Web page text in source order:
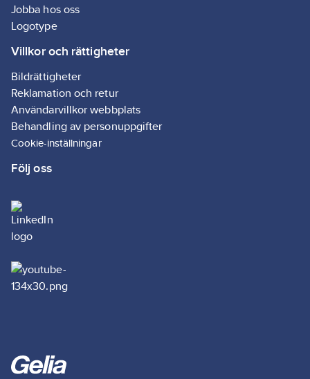
Lev.
artikelnr:
EMW202T+EMW202R-1*3
artikelnr:
7318270040569
Ersätter
artikelnr:
4055407301
Materialklass GG90
Jobba hos oss
Logotype
Villkor och rättigheter
Bildrättigheter
Reklamation och retur
Användarvillkor webbplats
Behandling av personuppgifter
Cookie-inställningar
Följ oss